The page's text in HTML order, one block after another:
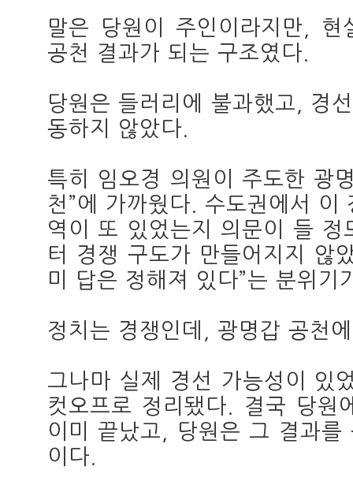
말은 당원이 주인이라지만,
공천 결과가 되는 구조였다.
당원은 들러리에 불과했고, 경
동하지 않았다.
특히 임오경 의원이 주도한 광
천”에 가까웠다. 수도권에서
역이 또 있었는지 의문이 들
터 경쟁 구도가 만들어지지 않
미 답은 정해져 있다”는 분위기
정치는 경쟁인데, 광명갑 공천
그나마 실제 경선 가능성이 있
컷오프로 정리됐다. 결국 당원
이미 끝났고, 당원은 그 결과
이다.